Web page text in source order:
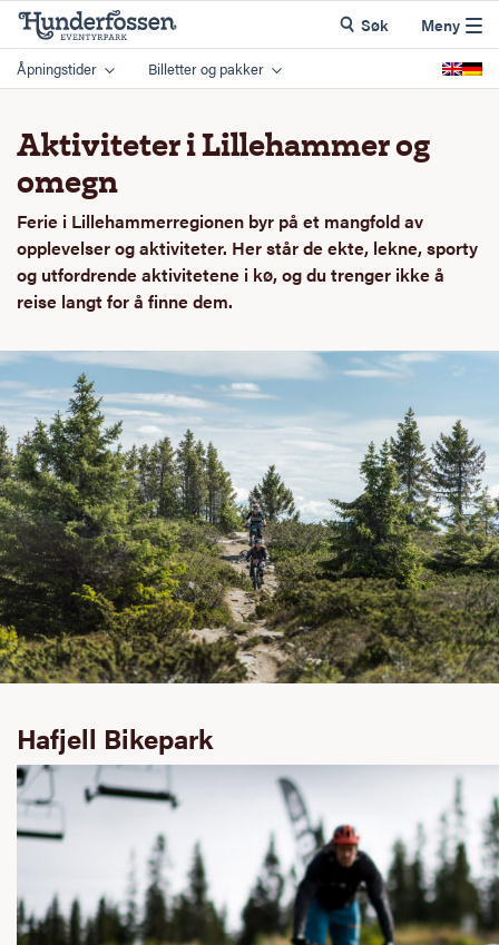
Åpningstider Billetter og pakker
Søk Meny
Aktiviteter i Lillehammer og
omegn
Ferie i Lillehammerregionen byr på et mangfold av
opplevelser og aktiviteter. Her står de ekte, lekne, sporty
og utfordrende aktivitetene i kø, og du trenger ikke å
reise langt for å finne dem.
Hafjell Bikepark